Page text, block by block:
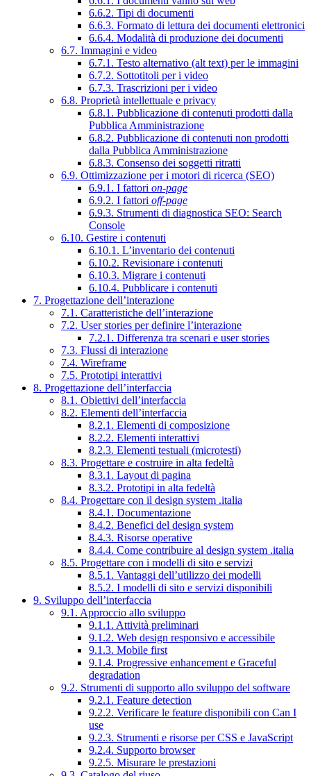
6.6.2. Tipi di documenti
6.6.3. Formato di lettura dei documenti elettronici
6.6.4. Modalità di produzione dei documenti
6.7. Immagini e video
6.7.1. Testo alternativo (alt text) per le immagini
6.7.2. Sottotitoli per i video
6.7.3. Trascrizioni per i video
6.8. Proprietà intellettuale e privacy
6.8.1. Pubblicazione di contenuti prodotti dalla
Pubblica Amministrazione
6.8.2. Pubblicazione di contenuti non prodotti
dalla Pubblica Amministrazione
6.8.3. Consenso dei soggetti ritratti
6.9. Ottimizzazione per i motori di ricerca (SEO)
6.9.1. I fattori on-page
6.9.2. I fattori off-page
6.9.3. Strumenti di diagnostica SEO: Search
Console
6.10. Gestire i contenuti
6.10.1. L’inventario dei contenuti
6.10.2. Revisionare i contenuti
6.10.3. Migrare i contenuti
6.10.4. Pubblicare i contenuti
7. Progettazione dell’interazione
7.1. Caratteristiche dell’interazione
7.2. User stories per definire l’interazione
7.2.1. Differenza tra scenari e user stories
7.3. Flussi di interazione
7.4. Wireframe
7.5. Prototipi interattivi
8. Progettazione dell’interfaccia
8.1. Obiettivi dell’interfaccia
8.2. Elementi dell’interfaccia
8.2.1. Elementi di composizione
8.2.2. Elementi interattivi
8.2.3. Elementi testuali (microtesti)
8.3. Progettare e costruire in alta fedeltà
8.3.1. Layout di pagina
8.3.2. Prototipi in alta fedeltà
8.4. Progettare con il design system .italia
8.4.1. Documentazione
8.4.2. Benefici del design system
8.4.3. Risorse operative
8.4.4. Come contribuire al design system .italia
8.5. Progettare con i modelli di sito e servizi
8.5.1. Vantaggi dell’utilizzo dei modelli
8.5.2. I modelli di sito e servizi disponibili
9. Sviluppo dell’interfaccia
9.1. Approccio allo sviluppo
9.1.1. Attività preliminari
9.1.2. Web design responsivo e accessibile
9.1.3. Mobile first
9.1.4. Progressive enhancement e Graceful
degradation
9.2. Strumenti di supporto allo sviluppo del software
9.2.1. Feature detection
9.2.2. Verificare le feature disponibili con Can I
use
9.2.3. Strumenti e risorse per CSS e JavaScript
9.2.4. Supporto browser
9.2.5. Misurare le prestazioni